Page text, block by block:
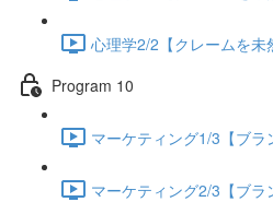
心理学2/2【クレームを
Program 10
マーケティング1/3【ブ
マーケティング2/3【ブ